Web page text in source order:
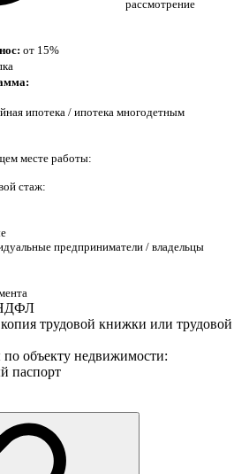
рассмотрение
от 15%
ипотека / ипотека многодетным
месте работы:
стаж:
предприниматели / владельцы
копия трудовой книжки или трудовой
объекту недвижимости:
паспорт